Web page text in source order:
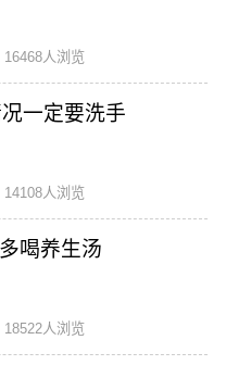
16468人浏览
一定要洗手
14108人浏览
喝养生汤
18522人浏览